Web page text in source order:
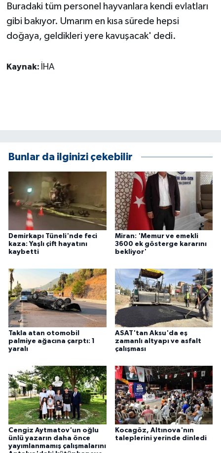
Buradaki tüm personel hayvanlara kendi evlatları
gibi bakıyor. Umarım en kısa sürede hepsi
doğaya, geldikleri yere kavuşacak' dedi.
Kaynak: İHA
Bunlar da ilginizi çekebilir
Demirkapı Tüneli'nde feci
kaza: Yaşlı çift hayatını
kaybetti
Miran: 'Memur ve emekli
3600 ek gösterge kararını
bekliyor'
Takla atan otomobil
palmiye ağacına çarptı: 1
yaralı
ASAT'tan Aksu'da eş
zamanlı altyapı ve asfalt
çalışması
Cengiz Aytmatov'un oğlu
ünlü yazarın daha önce
yayımlanmamış çalışmalarını
Kocagöz, Altınova'nın
taleplerini yerinde dinledi